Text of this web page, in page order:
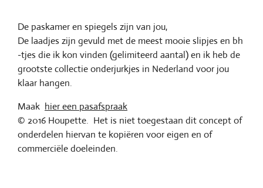
De paskamer en spiegels zijn van jou,
De laadjes zijn gevuld met de meest mooie slipjes en bh
-tjes die ik kon vinden (gelimiteerd aantal) en ik heb de
grootste collectie onderjurkjes in Nederland voor jou
klaar hangen.
Maak hier een pasafspraak
© 2016 Houpette. Het is niet toegestaan dit concept of
onderdelen hiervan te kopiëren voor eigen en of
commerciële doeleinden.